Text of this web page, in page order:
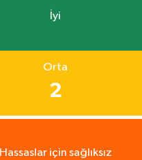
İyi
Orta
2
Hassaslar için sağlıksız